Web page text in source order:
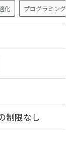
化 プログラミング不要
制限なし